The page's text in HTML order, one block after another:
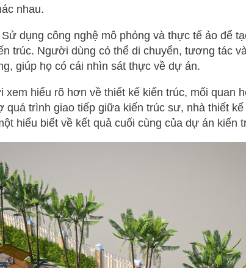
nhau.
dụng công nghệ mô phỏng và thực tế ảo để
trúc. Người dùng có thể di chuyển, tương tác
giúp họ có cái nhìn sát thực về dự án.
xem hiểu rõ hơn về thiết kế kiến trúc, mối quan
quá trình giao tiếp giữa kiến trúc sư, nhà thiết
hiểu biết về kết quả cuối cùng của dự án kiến